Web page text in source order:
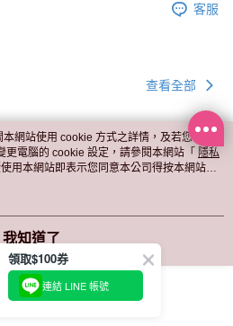
客服
查看全部
網站使用 cookie 方式之詳情，及若您不希
電腦的 cookie 設定，請參閱本網站「 隱私
用本網站即表示您同意本公司得按本網站使
我知道了
領取$100券
連結 LINE 帳號